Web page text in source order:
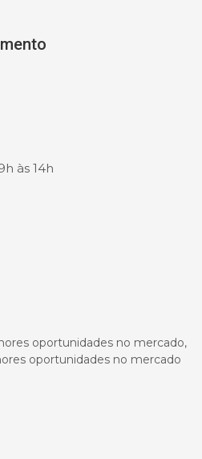
às 14h
oportunidades no mercado,
oportunidades no mercado